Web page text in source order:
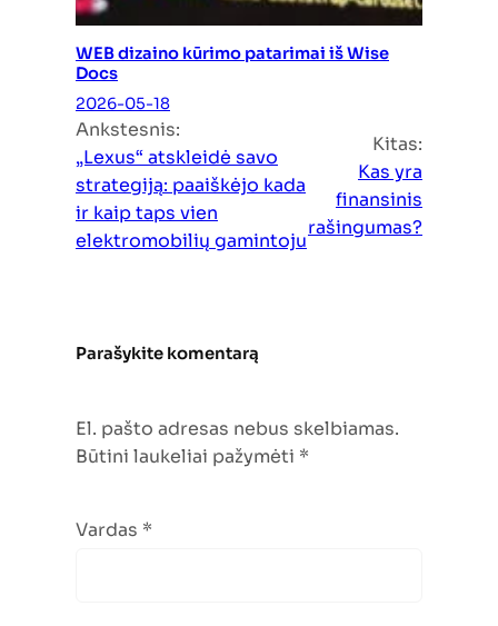
WEB dizaino kūrimo patarimai iš Wise
Docs
2026-05-18
Ankstesnis:
„Lexus“ atskleidė savo
strategiją: paaiškėjo kada
ir kaip taps vien
elektromobilių gamintoju
Kitas:
Kas yra
finansinis
rašingumas?
Parašykite komentarą
El. pašto adresas nebus skelbiamas.
Būtini laukeliai pažymėti *
Vardas *